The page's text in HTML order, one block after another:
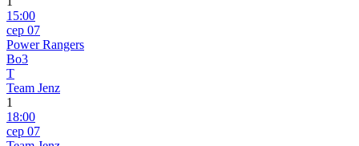
15:00
сер 07
Power Rangers
Bo3
T
Team Jenz
1
18:00
сер 07